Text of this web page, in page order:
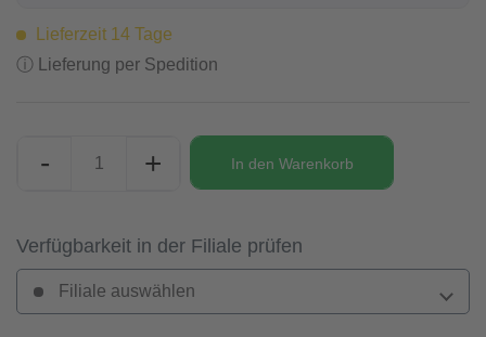
Lieferzeit 14 Tage
ⓘ Lieferung per Spedition
- + In den Warenkorb
Verfügbarkeit in der Filiale prüfen
Filiale auswählen